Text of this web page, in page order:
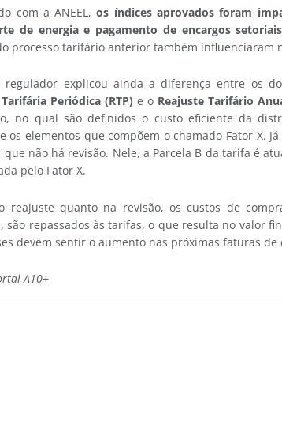
com a ANEEL, os índices aprovados foram
de energia e pagamento de encargos setoriais
processo tarifário anterior também influenciaram
regulador explicou ainda a diferença entre os
Periódica (RTP) e o Reajuste Tarifário
no qual são definidos o custo eficiente da
os elementos que compõem o chamado Fator X.
que não há revisão. Nele, a Parcela B da tarifa é
pelo Fator X.
reajuste quanto na revisão, os custos de
são repassados às tarifas, o que resulta no valor
devem sentir o aumento nas próximas faturas de
A10+